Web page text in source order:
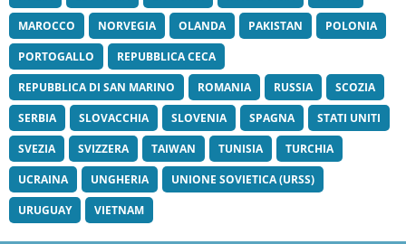
MAROCCO
NORVEGIA OLANDA PAKISTAN
POLONIA
PORTOGALLO
REPUBBLICA CECA
REPUBBLICA DI SAN MARINO
ROMANIA RUSSIA
SCOZIA
SERBIA
SLOVACCHIA SLOVENIA SPAGNA
STATI UNITI
SVEZIA
SVIZZERA TAIWAN TUNISIA
TURCHIA
UCRAINA
UNGHERIA
UNIONE SOVIETICA (URSS)
URUGUAY
VIETNAM